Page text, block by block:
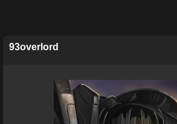
93overlord